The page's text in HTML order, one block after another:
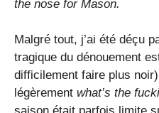
the nose for Mason.
Malgré tout, j’ai été déçu
tragique du dénouement
difficilement faire plus
légèrement what’s the